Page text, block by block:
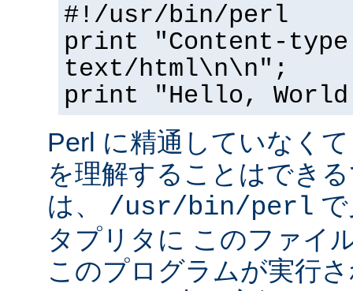
#!/usr/bin/perl
print "Content-
text/html\n\n";
print "Hello,
Perl に精通していなく
を理解することはでき
は、 /usr/bin/perl
タプリタに このファイ
このプログラムが実行